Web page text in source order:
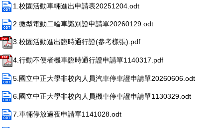
1.校園活動車輛進出申請表20251204.odt
2.微型電動二輪車識別證申請單20260129.odt
3.校園活動進出臨時通行證(參考樣張).pdf
4.行動不便者機車臨時通行證申請單1140317.pdf
5.國立中正大學非校內人員汽車停車證申請單20260606.odt
6.國立中正大學非校內人員機車停車證申請單1130329.odt
7.車輛停放過夜申請單1141028.odt